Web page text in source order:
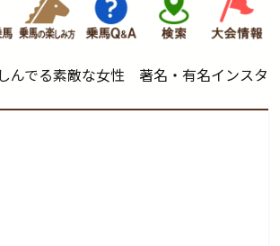
んでる素敵な女性 著名・有名インスタ